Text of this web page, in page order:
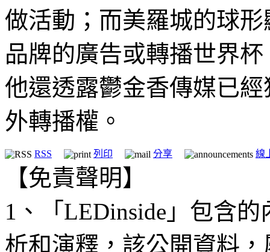
做活動；而美羅城的球
品牌的廣告或轉播世界
他還透露鬱金香傳媒已
外轉播權。
RSS 列印 分享 線
【免責聲明】
1、「LEDinside」包含
析和演釋，該公開資料